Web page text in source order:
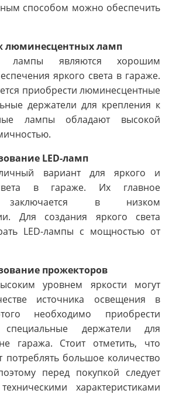
способом можно обеспечить
люминесцентных ламп
лампы являются хорошим
яркого света в гараже.
приобрести люминесцентные
держатели для крепления к
лампы обладают высокой
LED-ламп
вариант для яркого и
в гараже. Их главное
заключается в низком
Для создания яркого света
LED-лампы с мощностью от
прожекторов
уровнем яркости могут
источника освещения в
необходимо приобрести
держатели для
гаража. Стоит отметить, что
потреблять большое количество
перед покупкой следует
характеристиками